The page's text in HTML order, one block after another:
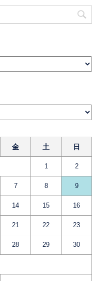
金 土 日
1 2
7 8 9
14 15 16
21 22 23
28 29 30